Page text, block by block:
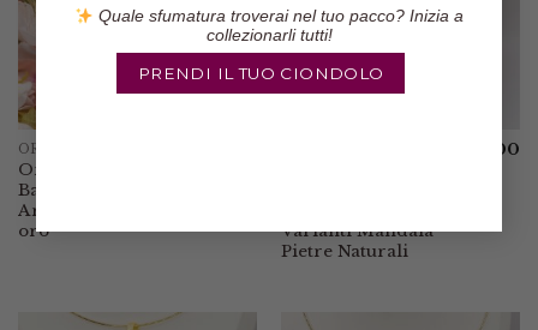
Quale sfumatura troverai nel tuo pacco? Inizia a
collezionarli tutti!
PRENDI IL TUO CIONDOLO
ORECCHINI
Orecchini 3 Perle
Barocche
Argento 925 PL
oro
Varianti Mandala
Pietre Naturali
65.00